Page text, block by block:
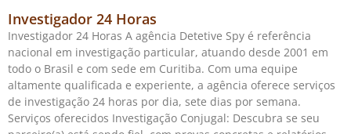
Investigador 24 Horas
Investigador 24 Horas A agência Detetive Spy é referência
nacional em investigação particular, atuando desde 2001 em
todo o Brasil e com sede em Curitiba. Com uma equipe
altamente qualificada e experiente, a agência oferece serviços
de investigação 24 horas por dia, sete dias por semana.
Serviços oferecidos Investigação Conjugal: Descubra se seu